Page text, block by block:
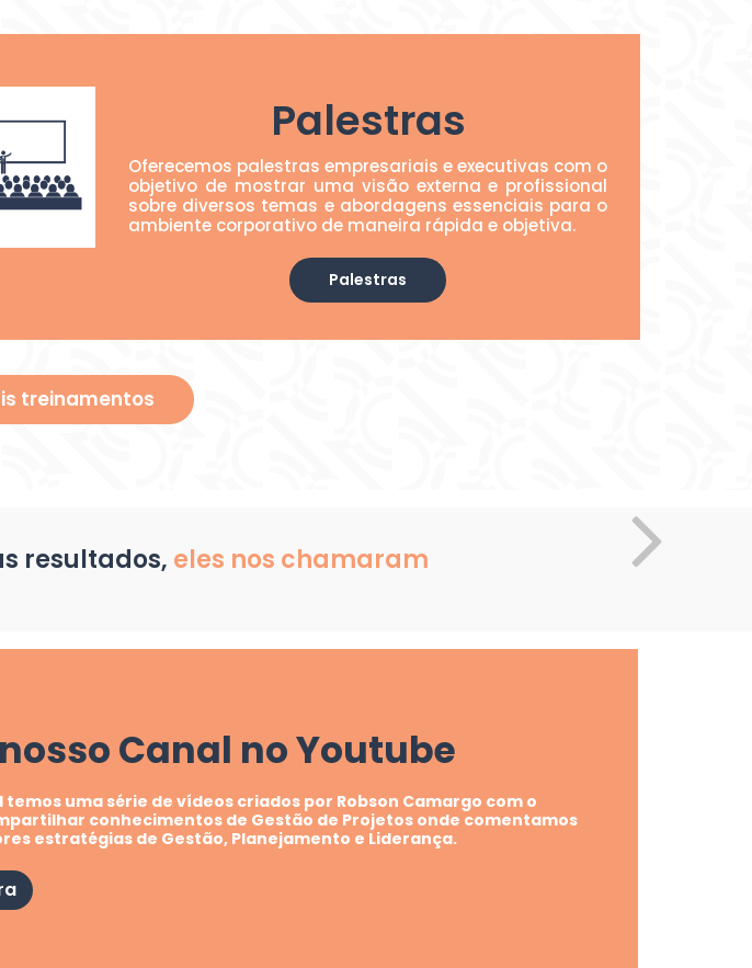
Palestras
Oferecemos palestras empresariais e executivas com o
objetivo de mostrar uma visão externa e profissional
sobre diversos temas e abordagens essenciais para o
ambiente corporativo de maneira rápida e objetiva.
Palestras
treinamentos
resultados, eles nos chamaram
Canal no Youtube
temos uma série de vídeos criados por Robson Camargo com o
conhecimentos de Gestão de Projetos onde comentamos
estratégias de Gestão, Planejamento e Liderança.